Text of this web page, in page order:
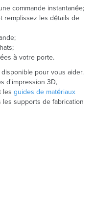
commande instantanée;
remplissez les détails de
à votre porte.
pour vous aider.
d'impression 3D,
les guides de matériaux
supports de fabrication